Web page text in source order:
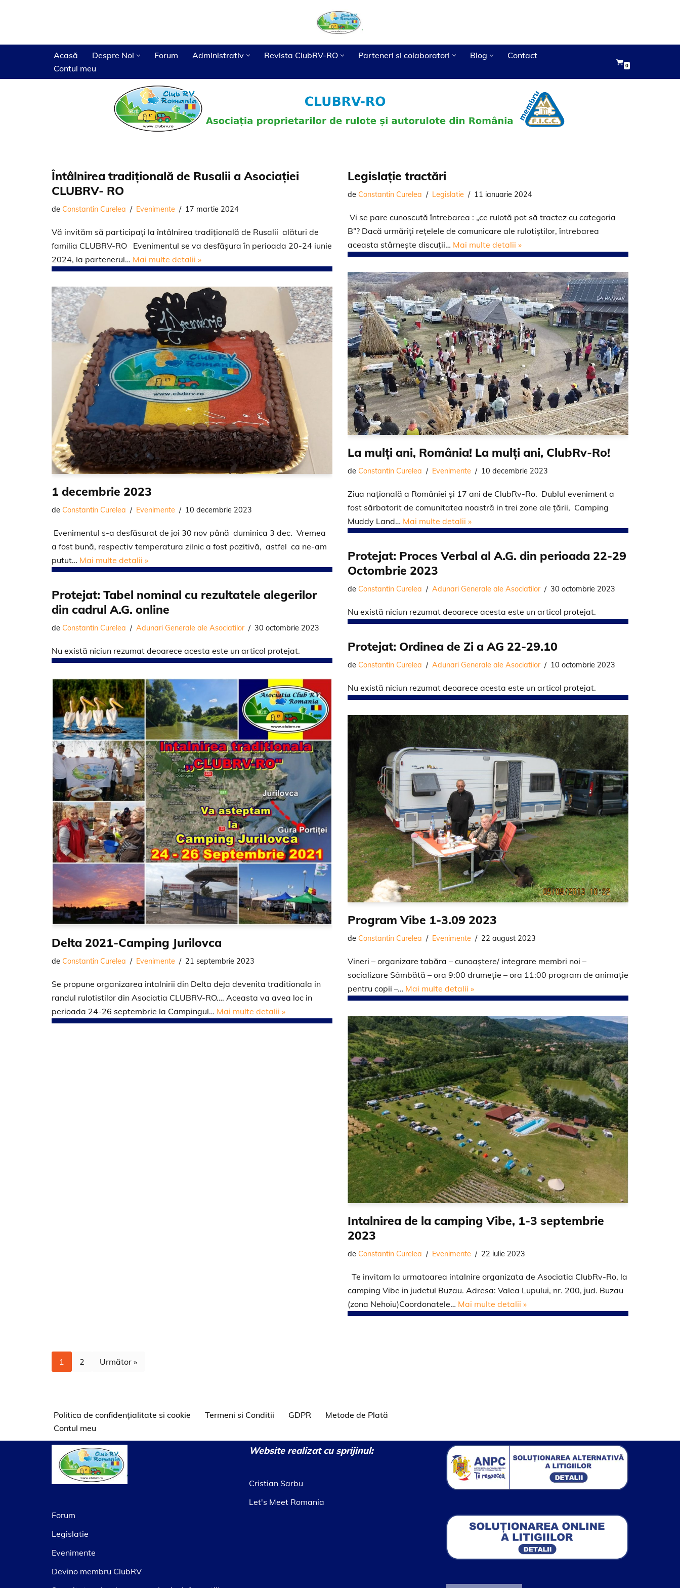
Acasă Despre Noi
Beneficii membri cotizanti
Forum Administrativ
Adunari generale ale asociatiei
Proceduri
Revista ClubRV-RO
Camping Casa din Delta
Camping Tranzit Deva Camping Vibe
Parteneri si colaboratori
Productie publicitara
Blog
Contact
Contul meu
0
Întâlnirea tradițională de Rusalii a Asociației
CLUBRV- RO
de Constantin Curelea Evenimente 17 martie 2024
Vă invităm să participați la întâlnirea tradițională de Rusalii alături de
familia CLUBRV-RO Evenimentul se va desfășura în perioada 20-24 iunie
2024, la partenerul… Mai multe detalii »
Legislație tractări
de Constantin Curelea Legislatie 11 ianuarie 2024
Vi se pare cunoscută întrebarea : „ce rulotă pot să tractez cu categoria
B”? Dacă urmăriți rețelele de comunicare ale rulotiștilor, întrebarea
aceasta stârnește discuții… Mai multe detalii »
La mulţi ani, România! La mulţi ani, ClubRv-Ro!
de Constantin Curelea Evenimente 10 decembrie 2023
Ziua naţională a României şi 17 ani de ClubRv-Ro. Dublul eveniment a
fost sărbatorit de comunitatea noastră in trei zone ale ţării, Camping
Muddy Land… Mai multe detalii »
1 decembrie 2023
de Constantin Curelea Evenimente 10 decembrie 2023
Evenimentul s-a desfăsurat de joi 30 nov până duminica 3 dec. Vremea
a fost bună, respectiv temperatura zilnic a fost pozitivă, astfel ca ne-am
putut… Mai multe detalii »
Protejat: Proces Verbal al A.G. din perioada 22-29
Octombrie 2023
de Constantin Curelea Adunari Generale ale Asociatilor 30 octombrie 2023
Nu există niciun rezumat deoarece acesta este un articol protejat.
Protejat: Tabel nominal cu rezultatele alegerilor
din cadrul A.G. online
de Constantin Curelea Adunari Generale ale Asociatilor 30 octombrie 2023
Nu există niciun rezumat deoarece acesta este un articol protejat. Protejat: Ordinea de Zi a AG 22-29.10
de Constantin Curelea Adunari Generale ale Asociatilor 10 octombrie 2023
Nu există niciun rezumat deoarece acesta este un articol protejat.
Delta 2021-Camping Jurilovca
de Constantin Curelea Evenimente 21 septembrie 2023
Se propune organizarea intalnirii din Delta deja devenita traditionala in
randul rulotistilor din Asociatia CLUBRV-RO…. Aceasta va avea loc in
perioada 24-26 septembrie la Campingul… Mai multe detalii »
Program Vibe 1-3.09 2023
de Constantin Curelea Evenimente 22 august 2023
Vineri – organizare tabăra – cunoaștere/ integrare membri noi –
socializare Sâmbătă – ora 9:00 drumeție – ora 11:00 program de animație
pentru copii –… Mai multe detalii »
Intalnirea de la camping Vibe, 1-3 septembrie
2023
de Constantin Curelea Evenimente 22 iulie 2023
Te invitam la urmatoarea intalnire organizata de Asociatia ClubRv-Ro, la
camping Vibe in judetul Buzau. Adresa: Valea Lupului, nr. 200, jud. Buzau
(zona Nehoiu)Coordonatele… Mai multe detalii »
1 2 Următor »
Politica de confidențialitate si cookie Termeni si Conditii GDPR
Metode de Plată
Contul meu
Forum
Legislatie
Evenimente
Devino membru ClubRV
Website realizat cu sprijinul:
Cristian Sarbu
Let's Meet Romania